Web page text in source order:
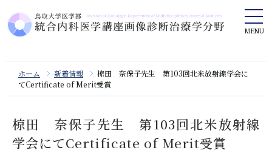
ホーム 新着情報
椋田 奈保子先生 第103回北米放射線学会に
てCertificate of Merit受賞
椋田 奈保子先生 第103回北米放射線
学会にてCertificate of Merit受賞